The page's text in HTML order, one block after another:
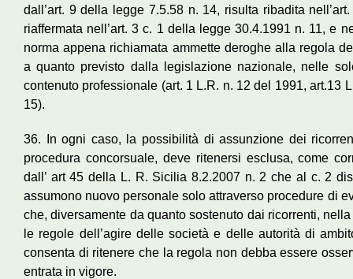
dall’art. 9 della legge 7.5.58 n. 14, risulta ribadita
riaffermata nell’art. 3 c. 1 della legge 30.4.1991 n. 11, e
norma appena richiamata ammette deroghe alla regola
a quanto previsto dalla legislazione nazionale, nelle
contenuto professionale (art. 1 L.R. n. 12 del 1991, art.13
15).
36. In ogni caso, la possibilità di assunzione dei
procedura concorsuale, deve ritenersi esclusa, come
dall’ art 45 della L. R. Sicilia 8.2.2007 n. 2 che al c. 2
assumono nuovo personale solo attraverso procedure di
che, diversamente da quanto sostenuto dai ricorrenti,
le regole dell’agire delle società e delle autorità di
consenta di ritenere che la regola non debba essere
entrata in vigore.